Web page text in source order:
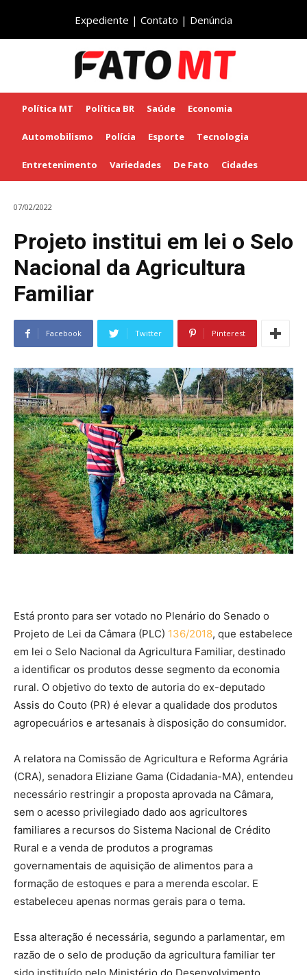
Expediente | Contato | Denúncia
Política MT Política BR Saúde Economia
Automobilismo Polícia Esporte Tecnologia
Entretenimento Variedades De Fato Cidades
07/02/2022
Projeto institui em lei o Selo
Nacional da Agricultura
Familiar
Facebook Twitter Pinterest
Está pronto para ser votado no Plenário do Senado o
Projeto de Lei da Câmara (PLC) 136/2018, que estabelece
em lei o Selo Nacional da Agricultura Familiar, destinado
a identificar os produtos desse segmento da economia
rural. O objetivo do texto de autoria do ex-deputado
Assis do Couto (PR) é elevar a qualidade dos produtos
agropecuários e artesanais à disposição do consumidor.
A relatora na Comissão de Agricultura e Reforma Agrária
(CRA), senadora Eliziane Gama (Cidadania-MA), entendeu
necessário restringir a proposta aprovada na Câmara,
sem o acesso privilegiado dado aos agricultores
familiares a recursos do Sistema Nacional de Crédito
Rural e a venda de produtos a programas
governamentais de aquisição de alimentos para a
formação de estoques e para a merenda escolar. E
estabeleceu apenas normas gerais para o tema.
Essa alteração é necessária, segundo a parlamentar, em
razão de o selo de produção da agricultura familiar ter
sido instituído pelo Ministério do Desenvolvimento